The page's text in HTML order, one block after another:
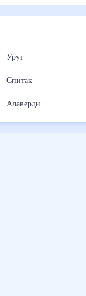
Урут
Спитак
Алаверди